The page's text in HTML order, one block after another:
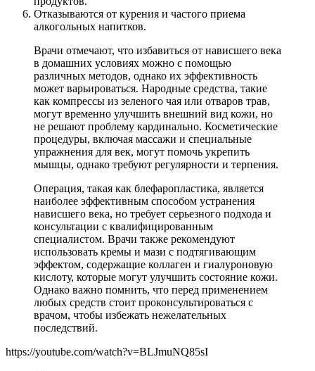
Отказываются от курения и частого приема
алкогольных напитков.
Врачи отмечают, что избавиться от нависшего века
в домашних условиях можно с помощью
различных методов, однако их эффективность
может варьироваться. Народные средства, такие
как компрессы из зеленого чая или отваров трав,
могут временно улучшить внешний вид кожи, но
не решают проблему кардинально. Косметические
процедуры, включая массажи и специальные
упражнения для век, могут помочь укрепить
мышцы, однако требуют регулярности и терпения.
Операция, такая как блефаропластика, является
наиболее эффективным способом устранения
нависшего века, но требует серьезного подхода и
консультации с квалифицированным
специалистом. Врачи также рекомендуют
использовать кремы и мази с подтягивающим
эффектом, содержащие коллаген и гиалуроновую
кислоту, которые могут улучшить состояние кожи.
Однако важно помнить, что перед применением
любых средств стоит проконсультироваться с
врачом, чтобы избежать нежелательных
последствий.
https://youtube.com/watch?v=BLJmuNQ85sI